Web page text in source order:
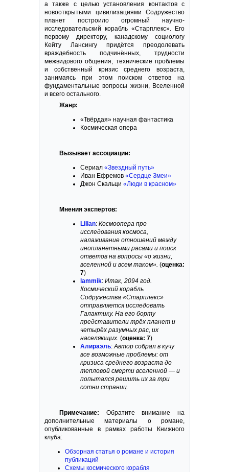
а также с целью установления контактов с
новооткрытыми цивилизациями Содружество
планет построило огромный научно-
исследовательский корабль «Старплекс». Его
первому директору, канадскому социологу
Кейту Лансингу придётся преодолевать
враждебность подчинённых, трудности
межвидового общения, технические проблемы
и собственный кризис среднего возраста,
занимаясь при этом поиском ответов на
фундаментальные вопросы жизни, Вселенной
и всего остального.
Жанр:
«Твёрдая» научная фантастика
Космическая опера
Вызывает ассоциации:
Сериал «Звездный путь»
Иван Ефремов «Сердце Змеи»
Джон Скальци «Люди в красном»
Мнения экспертов:
Lilian: Космоопера про
исследования космоса,
налаживание отношений между
инопланетными расами и поиск
ответов на вопросы «о жизни,
вселенной и всем таком». (оценка:
7)
lammik: Итак, 2094 год.
Космический корабль
Содружества «Старплекс»
отправляется исследовать
Галактику. На его борту
представители трёх планет и
четырёх разумных рас, их
населяющих. (оценка: 7)
Алираэль:Автор собрал в кучу
все возможные проблемы: от
кризиса среднего возраста до
тепловой смерти вселенной — и
попытался решить их за три
сотни страниц.
Примечание: Обратите внимание на
дополнительные материалы о романе,
опубликованные в рамках работы Книжного
клуба:
Обзорная статья о романе и история
публикаций
Схемы космического корабля